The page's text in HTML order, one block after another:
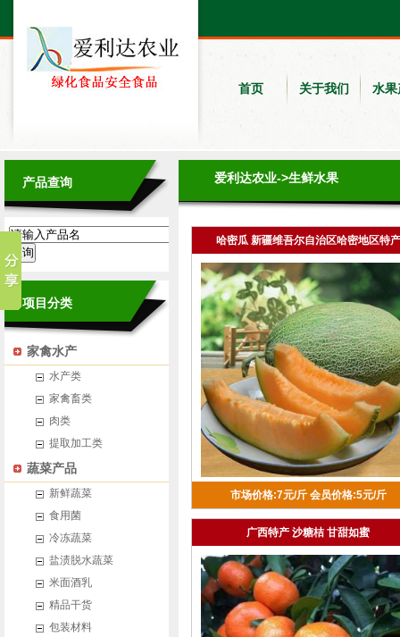
首页 关于我们 水果
产品查询
项目分类
家禽水产
水产类
家禽畜类
肉类
提取加工类
蔬菜产品
新鲜蔬菜
食用菌
冷冻蔬菜
盐渍脱水蔬菜
米面酒乳
精品干货
包装材料
爱利达农业->生鲜水果
哈密瓜 新疆维吾尔自治区哈密地区特产
市场价格:7元/斤 会员价格:5元/斤
广西特产 沙糖桔 甘甜如蜜